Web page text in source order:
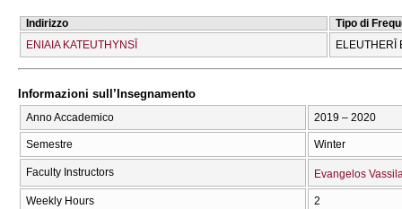
Indirizzo
Tipo di
ENIAIA KATEUTHYNSĪ
ELEUTHERĪ
Informazioni sull’Insegnamento
Anno Accademico 2019 – 2020
Semestre Winter
Faculty Instructors Evangelos
Weekly Hours 2